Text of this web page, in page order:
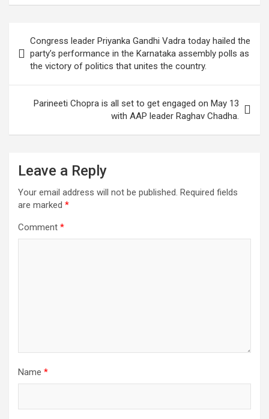
at
A
p
p
ce
b
o
o
k
tt
er
ke
dI
n
e
gr
a
m
ail ar
navigation
Congress leader Priyanka Gandhi Vadra today hailed the
party’s performance in the Karnataka assembly polls as
the victory of politics that unites the country.
Parineeti Chopra is all set to get engaged on May 13
with AAP leader Raghav Chadha.
Leave a Reply
Your email address will not be published. Required fields
are marked *
Comment *
Name *